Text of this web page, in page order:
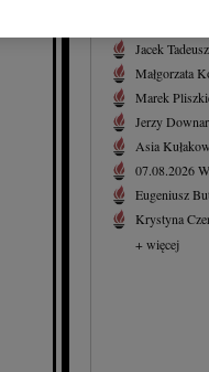
Jacek
Małgorzata
Marek
Jerzy
Asia
07.08.2026
Eugeniusz
Krystyna
+ więcej
w następujących
urządzenia do celów
reklamy i treści,